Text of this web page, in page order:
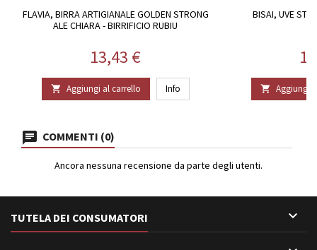
FLAVIA, BIRRA ARTIGIANALE GOLDEN STRONG
ALE CHIARA - BIRRIFICIO RUBIU
Prezzo
13,43 €
 Aggiungi al carrello Info
BISAI, UVE
 Aggiungi
COMMENTI (0)
Ancora nessuna recensione da parte degli utenti.
TUTELA DEI CONSUMATORI 